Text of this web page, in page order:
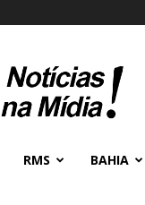
RMS BAHIA